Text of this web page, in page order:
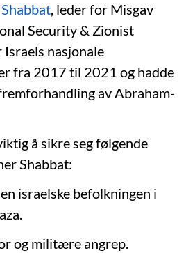
, leder for Misgav
Security & Zionist
Israels nasjonale
fra 2017 til 2021 og hadde
av Abraham-
å sikre seg følgende
Shabbat:
israelske befolkningen i
og militære angrep.